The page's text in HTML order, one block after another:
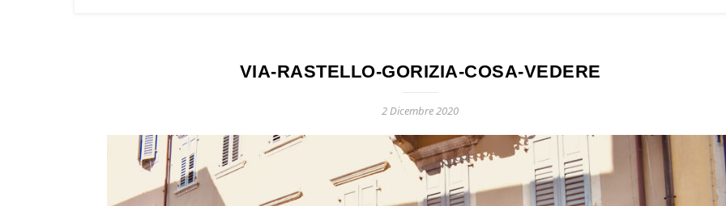
VIA-RASTELLO-GORIZIA-COSA-VEDERE
2 Dicembre 2020